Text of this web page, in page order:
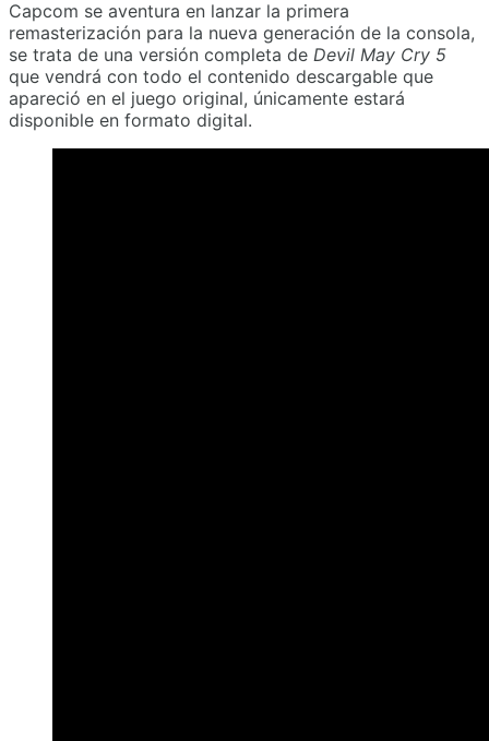
Capcom se aventura en lanzar la primera
remasterización para la nueva generación de la consola,
se trata de una versión completa de Devil May Cry 5
que vendrá con todo el contenido descargable que
apareció en el juego original, únicamente estará
disponible en formato digital.